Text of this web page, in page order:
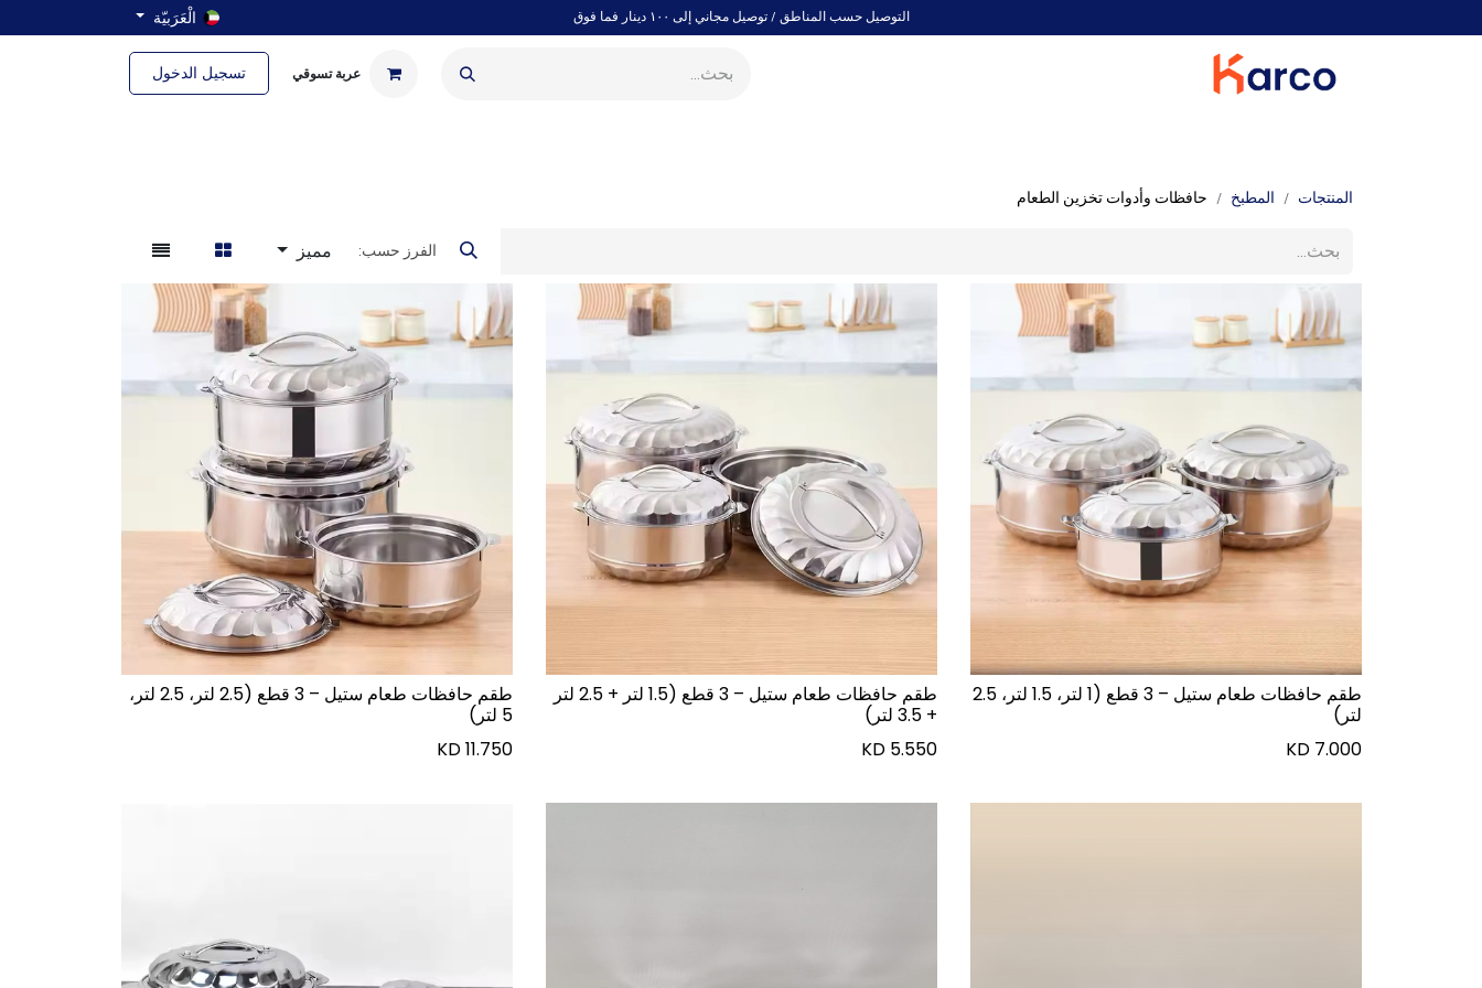
التوصيل حسب المناطق / توصيل مجاني إلى ١٠٠ دينار فما فوق الْعَرَبيّة
عربة تسوقي تسجيل الدخول
المنتجات المطبخ حافظات وأدوات تخزين الطعام
الفرز حسب: مميز
طقم حافظات طعام ستيل – 3 قطع (1 لتر، 1.5 لتر، 2.5
لتر)
KD 7.000
طقم حافظات طعام ستيل – 3 قطع (1.5 لتر + 2.5 لتر
+ 3.5 لتر)
KD 5.550
طقم حافظات طعام ستيل – 3 قطع (2.5 لتر، 2.5 لتر،
5 لتر)
KD11.750